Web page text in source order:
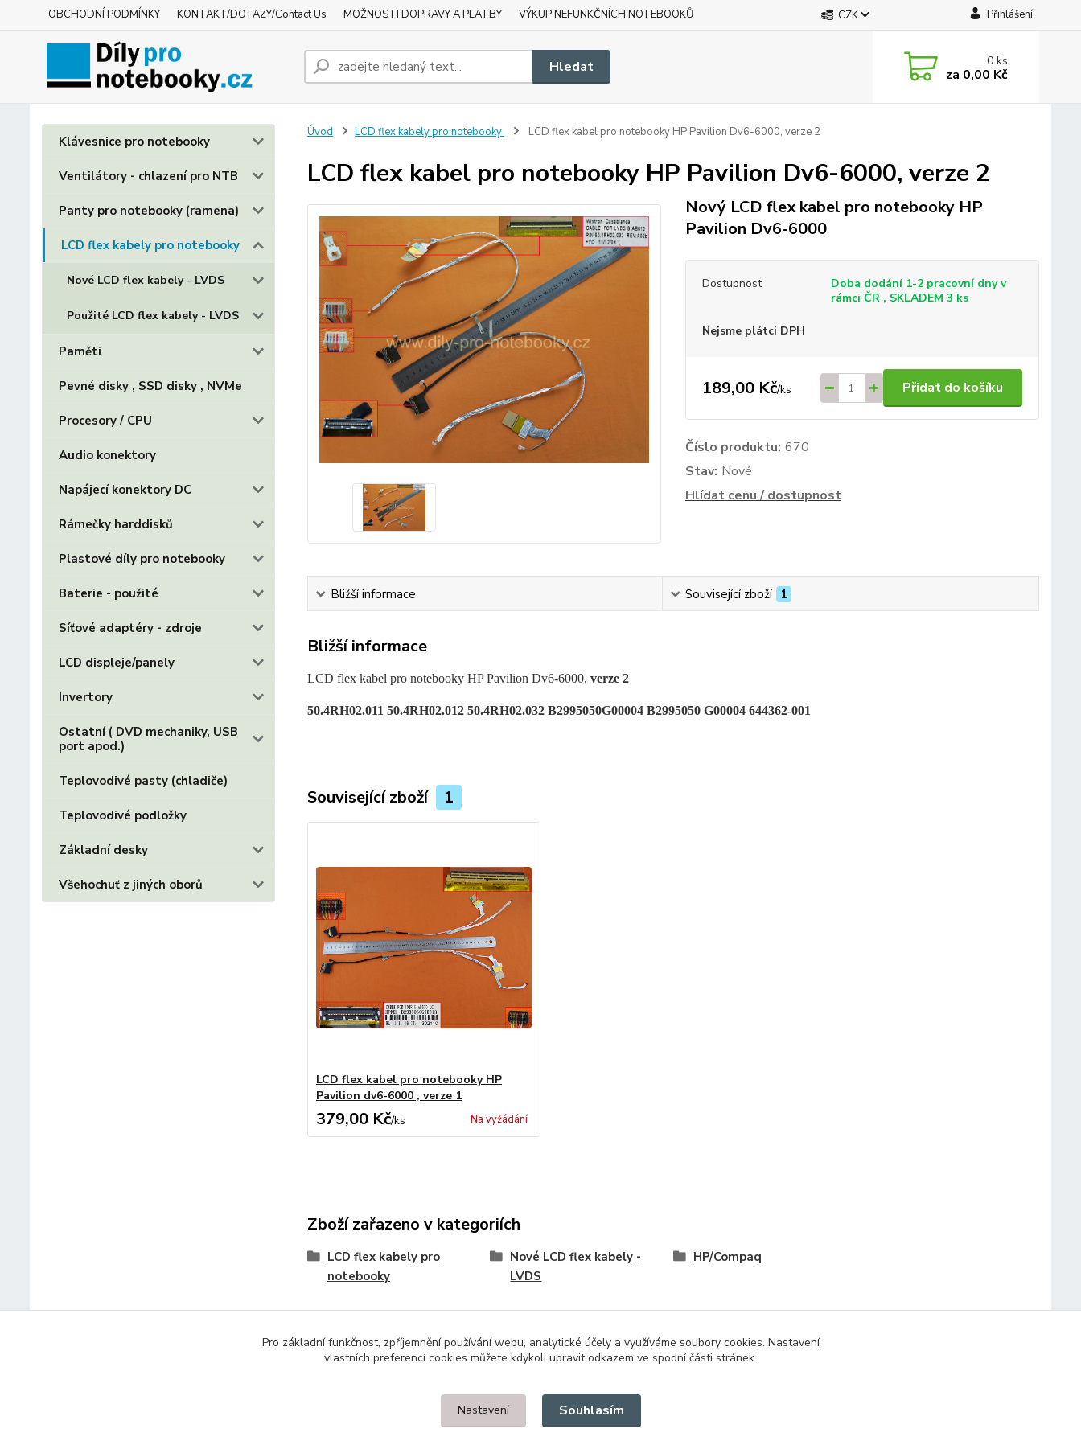
OBCHODNÍ PODMÍNKY KONTAKT/DOTAZY/Contact Us MOŽNOSTI DOPRAVY A PLATBY VÝKUP NEFUNKČNÍCH NOTEBOOKŮ CZK Přihlášení
Hledat 0ks
za 0,00 Kč
Klávesnice pro notebooky
Ventilátory - chlazení pro NTB
Panty pro notebooky (ramena)
LCD flex kabely pro notebooky
Nové LCD flex kabely - LVDS
Použité LCD flex kabely - LVDS
Paměti
Pevné disky , SSD disky , NVMe
Procesory / CPU
Audio konektory
Napájecí konektory DC
Rámečky harddisků
Plastové díly pro notebooky
Baterie - použité
Síťové adaptéry - zdroje
LCD displeje/panely
Invertory
Ostatní ( DVD mechaniky, USB
port apod.)
Teplovodivé pasty (chladiče)
Teplovodivé podložky
Základní desky
Všehochuť z jiných oborů
Úvod LCD flex kabely pro notebooky LCD flex kabel pro notebooky HP Pavilion Dv6-6000, verze 2
LCD flex kabel pro notebooky HP Pavilion Dv6-6000, verze 2
Nový LCD flex kabel pro notebooky HP
Pavilion Dv6-6000
Dostupnost
Doba dodání 1-2 pracovní dny v
rámci ČR , SKLADEM 3 ks
Nejsme plátci DPH
189,00 Kč/ks Přidat do košíku
Číslo produktu: 670
Stav: Nové
Hlídat cenu / dostupnost
Bližší informace Související zboží 1
Bližší informace
LCD flex kabel pro notebooky HP Pavilion Dv6-6000, verze 2
50.4RH02.011 50.4RH02.012 50.4RH02.032 B2995050G00004 B2995050 G00004 644362-001
Související zboží 1
LCD flex kabel pro notebooky HP
Pavilion dv6-6000 , verze 1
379,00 Kč/ks Na vyžádání
Zboží zařazeno v kategoriích
LCD flex kabely pro
notebooky
Nové LCD flex kabely -
LVDS
HP/Compaq
Upravit sběr cookies.
Pro základní funkčnost, zpříjemnění používání webu, analytické účely a využíváme soubory cookies. Nastavení
vlastních preferencí cookies můžete kdykoli upravit odkazem ve spodní části stránek.
Nastavení Souhlasím